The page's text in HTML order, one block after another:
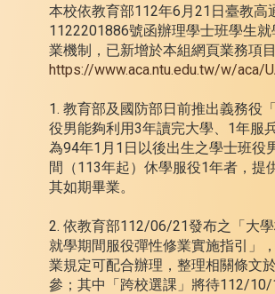
本校依教育部112年6月21日臺教高
1122201886號函辦理學士班學生
業機制，已新增於本組網頁業務項目
https://www.aca.ntu.edu.tw/w/aca/
1. 教育部及國防部日前推出義務役
役男能夠利用3年讀完大學、1年服
為94年1月1日以後出生之學士班役
間（113年起）休學服役1年者，提
其如期畢業。
2. 依教育部112/06/21發布之「大
就學期間服役彈性修業實施指引」
業規定可配合辦理，整理相關條文
參；其中「跨校選課」將待112/